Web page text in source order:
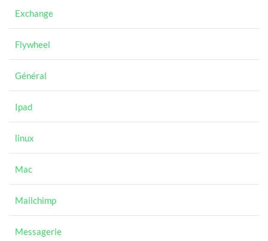
Exchange
Flywheel
Général
Ipad
linux
Mac
Mailchimp
Messagerie